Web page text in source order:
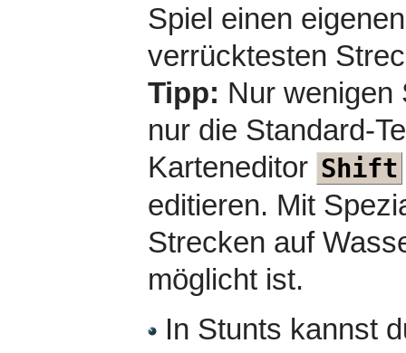
Spiel einen
verrücktesten
Tipp: Nur wenigen
nur die Standard-
Karteneditor Shift
editieren. Mit
Strecken auf
möglicht ist.
In Stunts kannst